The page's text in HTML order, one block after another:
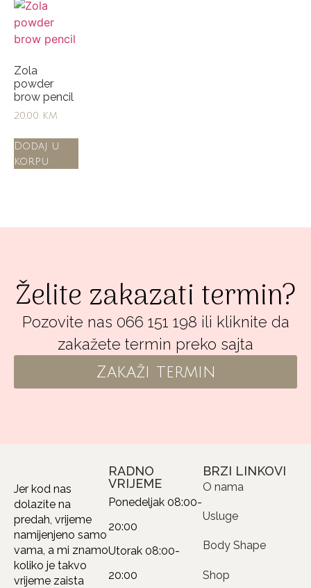
Zola
powder
brow pencil
20,00 KM
Dodaj u
korpu
Želite zakazati termin?
Pozovite nas 066 151 198 ili kliknite da
zakažete termin preko sajta
Zakaži termin
Jer kod nas
dolazite na
predah, vrijeme
namijenjeno samo
vama, a mi znamo
koliko je takvo
vrijeme zaista
RADNO
VRIJEME
Ponedeljak 08:00-
20:00
Utorak 08:00-
20:00
BRZI LINKOVI
O nama
Usluge
Body Shape
Shop